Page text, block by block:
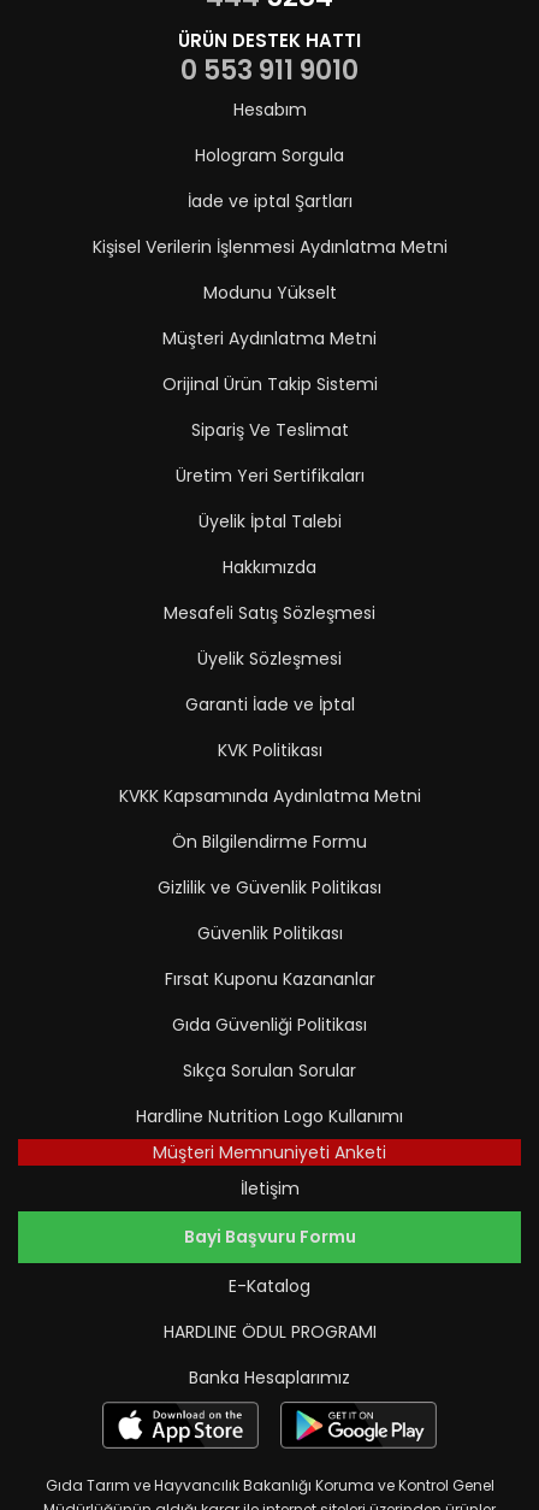
ÜRÜN DESTEK HATTI
0 553 911 9010
Hesabım
Hologram Sorgula
İade ve iptal Şartları
Kişisel Verilerin İşlenmesi Aydınlatma Metni
Modunu Yükselt
Müşteri Aydınlatma Metni
Orijinal Ürün Takip Sistemi
Sipariş Ve Teslimat
Üretim Yeri Sertifikaları
Üyelik İptal Talebi
Hakkımızda
Mesafeli Satış Sözleşmesi
Üyelik Sözleşmesi
Garanti İade ve İptal
KVK Politikası
KVKK Kapsamında Aydınlatma Metni
Ön Bilgilendirme Formu
Gizlilik ve Güvenlik Politikası
Güvenlik Politikası
Fırsat Kuponu Kazananlar
Gıda Güvenliği Politikası
Sıkça Sorulan Sorular
Hardline Nutrition Logo Kullanımı
Müşteri Memnuniyeti Anketi
İletişim
Bayi Başvuru Formu
E-Katalog
HARDLINE ÖDUL PROGRAMI
Banka Hesaplarımız
Gıda Tarım ve Hayvancılık Bakanlığı Koruma ve Kontrol Genel